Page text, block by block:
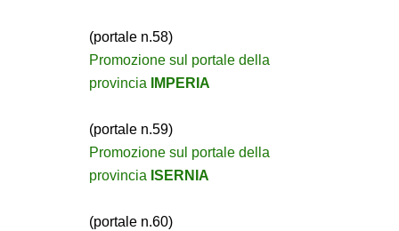
(portale n.58)
Promozione sul portale della
provincia
IMPERIA
(portale n.59)
Promozione sul portale della
provincia ISERNIA
(portale n.60)